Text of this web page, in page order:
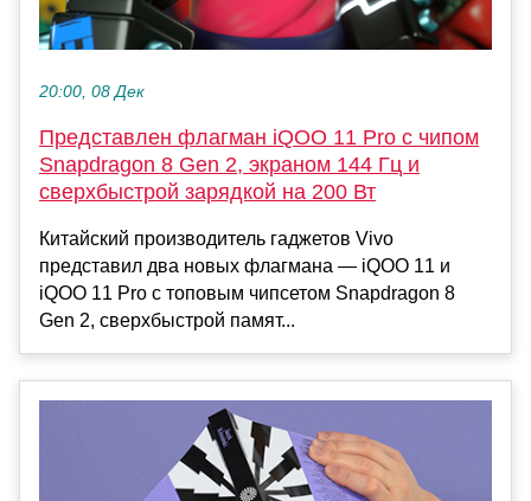
20:00, 08 Дек
Представлен флагман iQOO 11 Pro с чипом
Snapdragon 8 Gen 2, экраном 144 Гц и
сверхбыстрой зарядкой на 200 Вт
Китайский производитель гаджетов Vivo
представил два новых флагмана — iQOO 11 и
iQOO 11 Pro с топовым чипсетом Snapdragon 8
Gen 2, сверхбыстрой памят...